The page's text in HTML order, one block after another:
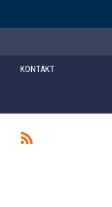
KONTAKT